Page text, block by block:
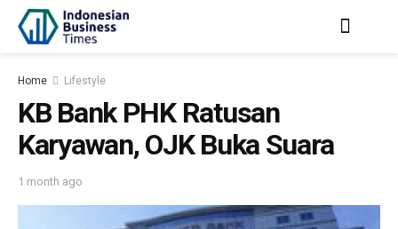
Home Lifestyle
KB Bank PHK Ratusan
Karyawan, OJK Buka Suara
1 month ago